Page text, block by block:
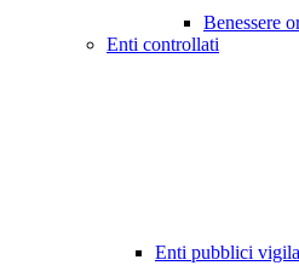
Benessere
Enti controllati
Enti pubblici